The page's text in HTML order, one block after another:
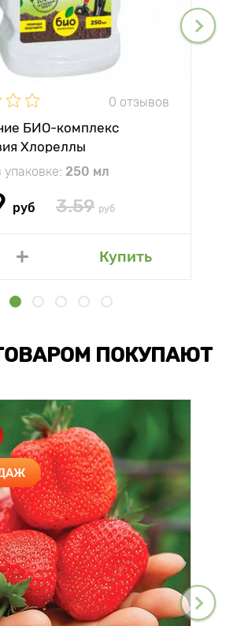
0 отзывов
БИО-комплекс
Хлореллы
250 мл
руб 3.59 руб
Купить
ПОКУПАЮТ